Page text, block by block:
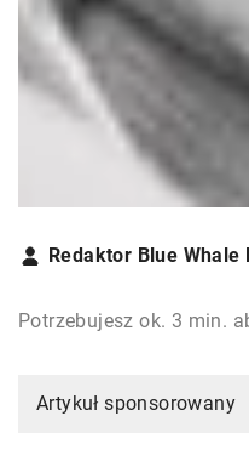
Redaktor Blue Whale
Potrzebujesz ok. 3 min.
Artykuł sponsorowany